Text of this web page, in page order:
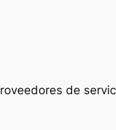
de